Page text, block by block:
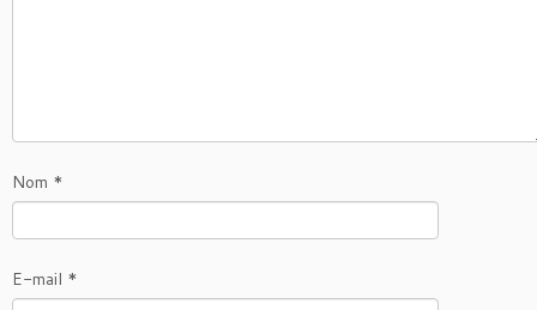
Nom *
E-mail *